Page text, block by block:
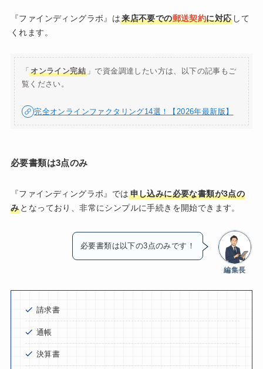
『ファインディングラボ』は来店不要での郵送契約に対応 して
くれます。
「オンライン完結 」で資金調達したい方は、以下の記事もご
覧ください。
完全オンラインファクタリング14選！【2026年最新版】
必要書類は3点のみ
『ファインディングラボ』では 申し込みに必要な書類が3点の
み となっており、非常にシンプルに手続きを開始できます。
編集長
必要書類は以下の3点のみです！
請求書
通帳
決算書